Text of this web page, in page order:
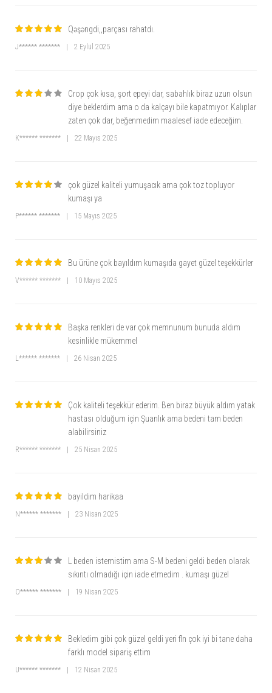
→ 30 derecede hassas yıkama önerilir. Kurutma makinesinde kurutulmamalıdır.
→ Ürün kalıbı rahat kesimdir. Standart bedeninize uygun olanı tercih
Rahatlık ve şıklığı bir araya getiren bu pijama takımını hemen sipariş edin ve
konforun keyfini çıkarın!?
Qəşəngdi,,parçası rahatdı.
J****** ******* 2 Eylül 2025
Crop çok kısa, şort epeyi dar, sabahlık biraz uzun olsun
diye beklerdim ama o da kalçayı bile kapatmıyor. Kalıplar
zaten çok dar, beğenmedim maalesef iade edeceğim.
K****** ******* 22 Mayıs 2025
çok güzel kaliteli yumuşacık ama çok toz topluyor
kumaşı ya
P****** ******* 15 Mayıs 2025
Bu ürüne çok bayıldım kumaşıda gayet güzel teşekkürler
V****** ******* 10 Mayıs 2025
Başka renkleri de var çok memnunum bunuda aldım
kesinlikle mükemmel
L****** ******* 26 Nisan 2025
Çok kaliteli teşekkür ederim. Ben biraz büyük aldım yatak
hastası olduğum için Şuanlık ama bedeni tam beden
alabilirsiniz
R****** ******* 25 Nisan 2025
bayildim harikaa
N****** ******* 23 Nisan 2025
L beden istemistim ama S-M bedeni geldi beden olarak
sıkıntı olmadığı için iade etmedim . kumaşı güzel
O****** ******* 19 Nisan 2025
Bekledim gibi çok güzel geldi yeri fln çok iyi bi tane daha
farklı model sipariş ettim
U****** ******* 12 Nisan 2025